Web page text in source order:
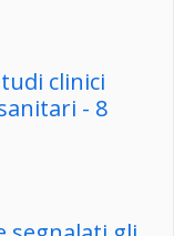
clinici
- 8